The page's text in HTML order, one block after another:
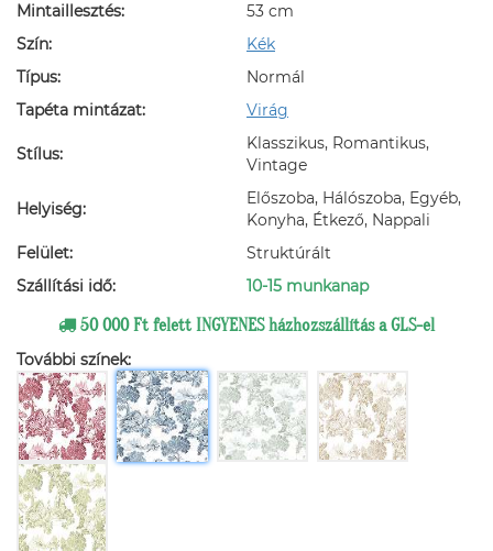
Mintaillesztés:
53 cm
Szín:
Kék
Típus:
Normál
Tapéta mintázat:
Virág
Stílus:
Klasszikus, Romantikus,
Vintage
Helyiség:
Előszoba, Hálószoba, Egyéb,
Konyha, Étkező, Nappali
Felület:
Struktúrált
Szállítási idő:
10-15 munkanap
50 000 Ft felett INGYENES házhozszállítás a GLS-el
További színek: